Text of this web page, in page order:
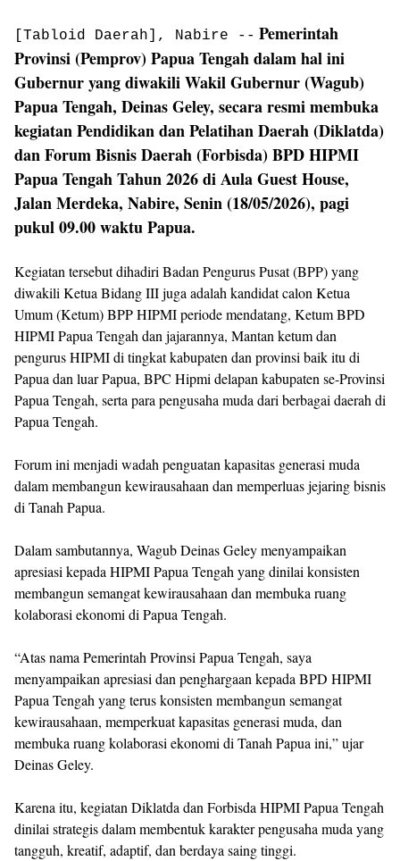
[Tabloid Daerah], Nabire -- Pemerintah
Provinsi (Pemprov) Papua Tengah dalam hal ini
Gubernur yang diwakili Wakil Gubernur (Wagub)
Papua Tengah, Deinas Geley, secara resmi membuka
kegiatan Pendidikan dan Pelatihan Daerah (Diklatda)
dan Forum Bisnis Daerah (Forbisda) BPD HIPMI
Papua Tengah Tahun 2026 di Aula Guest House,
Jalan Merdeka, Nabire, Senin (18/05/2026), pagi
pukul 09.00 waktu Papua.
‎Kegiatan tersebut dihadiri Badan Pengurus Pusat (BPP) yang
diwakili Ketua Bidang III juga adalah kandidat calon Ketua
Umum (Ketum) BPP HIPMI periode mendatang, Ketum BPD
HIPMI Papua Tengah dan jajarannya, Mantan ketum dan
pengurus HIPMI di tingkat kabupaten dan provinsi baik itu di
Papua dan luar Papua, BPC Hipmi delapan kabupaten se-Provinsi
Papua Tengah, serta para pengusaha muda dari berbagai daerah di
Papua Tengah.
‎Forum ini menjadi wadah penguatan kapasitas generasi muda
dalam membangun kewirausahaan dan memperluas jejaring bisnis
di Tanah Papua.
‎Dalam sambutannya, Wagub Deinas Geley menyampaikan
apresiasi kepada HIPMI Papua Tengah yang dinilai konsisten
membangun semangat kewirausahaan dan membuka ruang
kolaborasi ekonomi di Papua Tengah.
‎“Atas nama Pemerintah Provinsi Papua Tengah, saya
menyampaikan apresiasi dan penghargaan kepada BPD HIPMI
Papua Tengah yang terus konsisten membangun semangat
kewirausahaan, memperkuat kapasitas generasi muda, dan
membuka ruang kolaborasi ekonomi di Tanah Papua ini,” ujar
Deinas Geley.
‎Karena itu, kegiatan Diklatda dan Forbisda HIPMI Papua Tengah
dinilai strategis dalam membentuk karakter pengusaha muda yang
tangguh, kreatif, adaptif, dan berdaya saing tinggi.